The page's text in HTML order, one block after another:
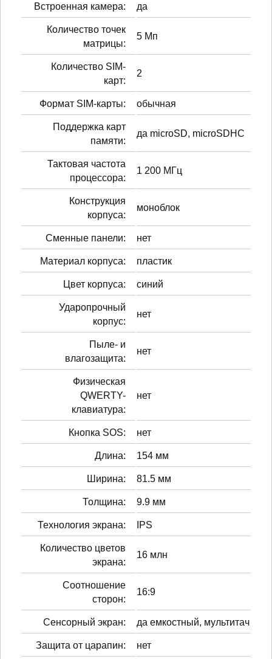
Встроенная камера: да
Количество точек
матрицы:
5 Мп
Количество SIM-
карт:
2
Формат SIM-карты: обычная
Поддержка карт
памяти:
да microSD, microSDHC
Тактовая частота
процессора:
1 200 МГц
Конструкция
корпуса:
моноблок
Сменные панели: нет
Материал корпуса: пластик
Цвет корпуса: синий
Ударопрочный
корпус:
нет
Пыле- и
влагозащита:
нет
Физическая
QWERTY-
клавиатура:
нет
Кнопка SOS: нет
Длина: 154 мм
Ширина: 81.5 мм
Толщина: 9.9 мм
Технология экрана: IPS
Количество цветов
экрана:
16 млн
Соотношение
сторон:
16:9
Сенсорный экран: да емкостный, мультитач
Защита от царапин: нет